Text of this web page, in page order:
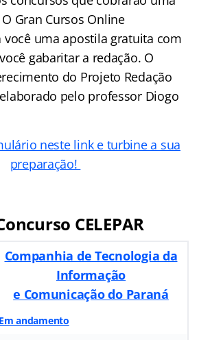
Gran Cursos Online
uma apostila gratuita com
gabaritar a redação. O
do Projeto Redação
pelo professor Diogo
neste link e turbine a sua
preparação!
CELEPAR
Companhia de Tecnologia da
Informação
e Comunicação do Paraná
Em andamento